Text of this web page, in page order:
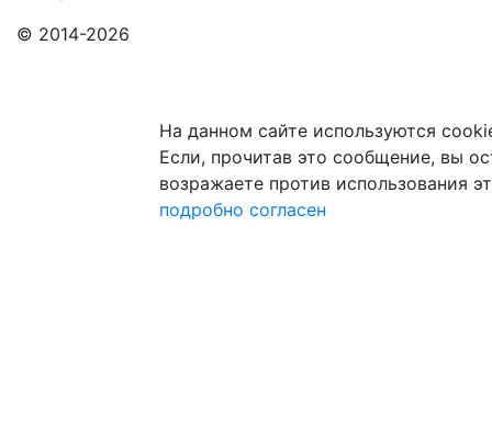
© 2014-2026
На данном сайте используются
Если, прочитав это сообщение, вы
возражаете против использования
подробно согласен